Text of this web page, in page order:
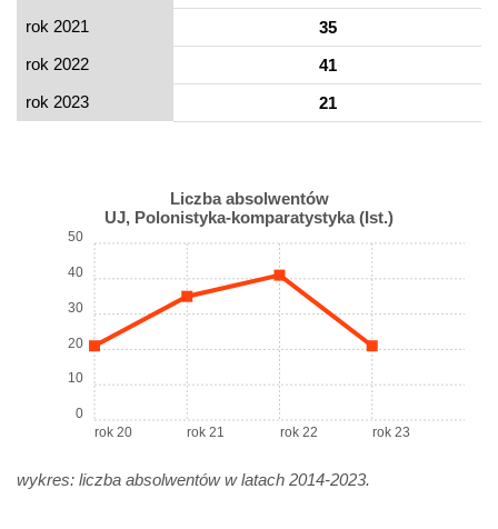
rok 2021
35
rok 2022
41
rok 2023
21
Liczba absolwentów
UJ, Polonistyka-komparatystyka (Ist.)
rok 20 rok 21 rok 22 rok 23
0
10
20
30
40
50
wykres: liczba absolwentów w latach 2014-2023.